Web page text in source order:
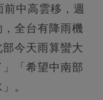
前中高雲移，週
全台有降雨機
今天雨算蠻大
「希望中南部
。